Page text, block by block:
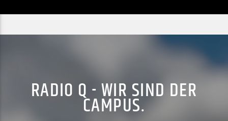
RADIO Q - WIR SIND DER
CAMPUS.